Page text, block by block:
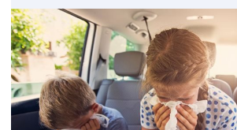
Minder
vrachtwagens,
minder
files,
meer
winst
dankzij